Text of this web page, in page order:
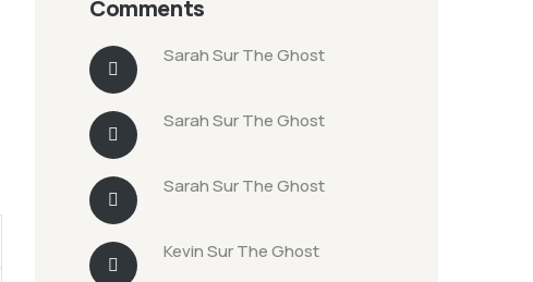
Comments
SarahSurThe Ghost
SarahSurThe Ghost
SarahSurThe Ghost
KevinSurThe Ghost